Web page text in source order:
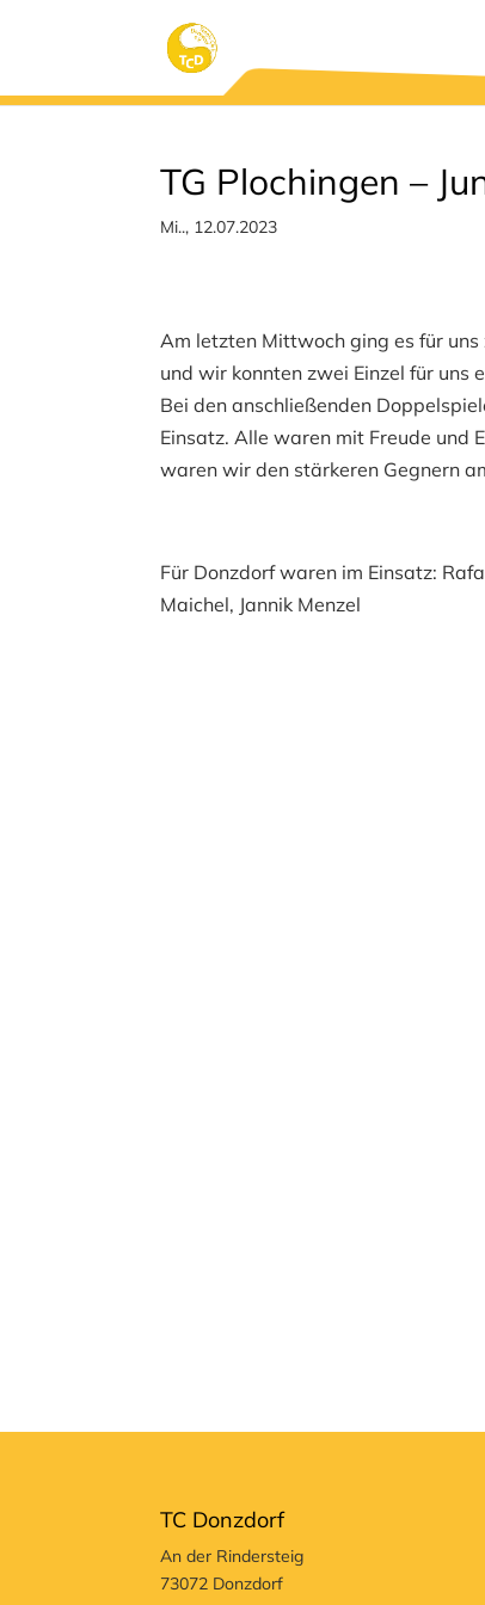
TG Plochingen –
Mi.., 12.07.2023
Am letzten Mittwoch ging es für
und wir konnten zwei Einzel für uns
Bei den anschließenden
Einsatz. Alle waren mit Freude und
waren wir den stärkeren Gegnern
Für Donzdorf waren im Einsatz:
Maichel, Jannik Menzel
TC Donzdorf
An der Rindersteig
73072 Donzdorf